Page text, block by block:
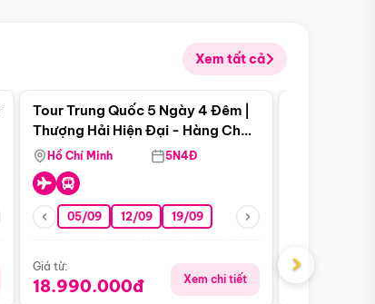
Xem tất cả
15/10 29/10
Điểm nổi bật
Tour Trung Quốc 5 Ngày 4 Đêm |
Thượng Hải Hiện Đại - Hàng Châu
Nên Thơ - Ô Trấn Cổ Kính
Hồ Chí Minh 5N4Đ
05/09 12/09 19/09
Giá từ:
18.990.000đ Xem chi tiết
Giá từ:
›